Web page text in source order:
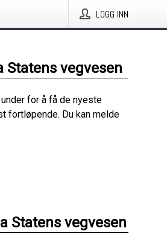
LOGG INN
Statens vegvesen
for å få de nyeste
fortløpende. Du kan melde
Statens vegvesen